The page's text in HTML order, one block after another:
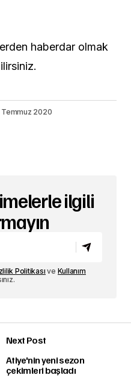
haberdar olmak
Temmuz 2020
ilgili
Politikasıve Kullanım
Next Post
Atiye'nin yeni sezon
çekimleri başladı